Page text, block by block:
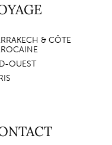
& CÔTE
OUEST